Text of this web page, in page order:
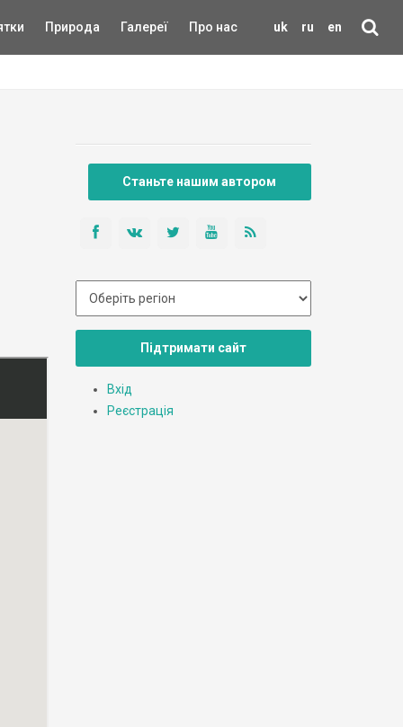
uk ru en
Природа Галереї Про нас
Станьте нашим автором
Підтримати сайт
Вхід
Реєстрація